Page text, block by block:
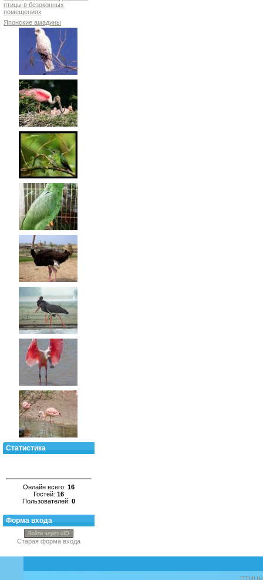
птицы в безоконных
помещениях
Японские амадины
Статистика
Онлайн всего: 16
Гостей: 16
Пользователей: 0
Форма входа
Войти через uID
Старая форма входа